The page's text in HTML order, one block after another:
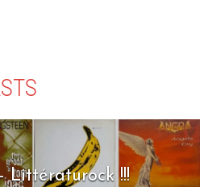
Littératurock !!!